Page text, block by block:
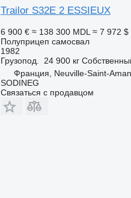
Trailor S32E 2 ESSIEUX
6 900 € ≈ 138 300 MDL ≈ 7 972 $
Полуприцеп самосвал
1982
Грузопод.
24 900 кг
Франция, Neuville-Saint-
SODINEG
Связаться с продавцом